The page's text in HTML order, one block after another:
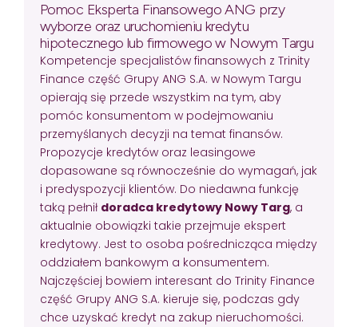
Pomoc Eksperta Finansowego ANG przy
wyborze oraz uruchomieniu kredytu
hipotecznego lub firmowego w Nowym Targu
Kompetencje specjalistów finansowych z Trinity
Finance część Grupy ANG S.A. w Nowym Targu
opierają się przede wszystkim na tym, aby
pomóc konsumentom w podejmowaniu
przemyślanych decyzji na temat finansów.
Propozycje kredytów oraz leasingowe
dopasowane są równocześnie do wymagań, jak
i predyspozycji klientów. Do niedawna funkcję
taką pełnił doradca kredytowy Nowy Targ, a
aktualnie obowiązki takie przejmuje ekspert
kredytowy. Jest to osoba pośrednicząca między
oddziałem bankowym a konsumentem.
Najczęściej bowiem interesant do Trinity Finance
część Grupy ANG S.A. kieruje się, podczas gdy
chce uzyskać kredyt na zakup nieruchomości.